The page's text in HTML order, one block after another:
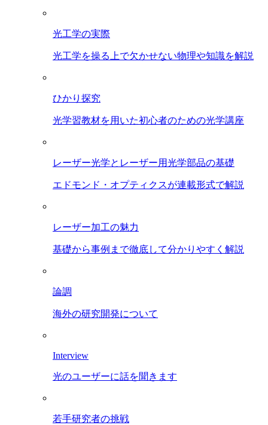
光工学の実際
光工学を操る上で欠かせない物理や知識を解説
ひかり探究
光学習教材を用いた初心者のための光学講座
レーザー光学とレーザー用光学部品の基礎
エドモンド・オプティクスが連載形式で解説
レーザー加工の魅力
基礎から事例まで徹底して分かりやすく解説
論調
海外の研究開発について
Interview
光のユーザーに話を聞きます
若手研究者の挑戦